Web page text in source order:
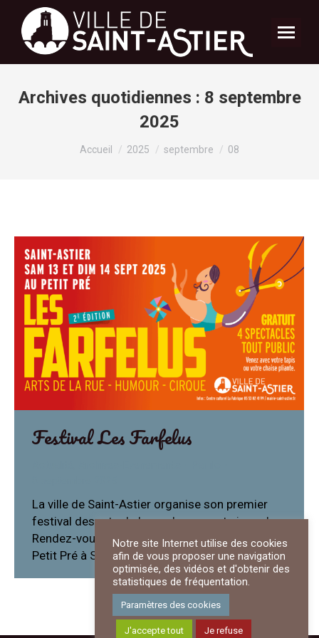
Archives quotidiennes : 8 septembre
2025
Vous êtes ici :
Accueil 2025 septembre 08
Festival Les Farfelus
La ville de Saint-Astier organise son premier
festival des arts de la rue, humour et cirque !
Rendez-vous le samedi 13 et dimanche 14 au
Petit Pré à Saint-Astier.
Notre site Internet utilise des cookies
afin de vous proposer une navigation
optimisée, des vidéos et d'obtenir des
statistiques de fréquentation.
Paramètres des cookies
J'accepte tout Je refuse